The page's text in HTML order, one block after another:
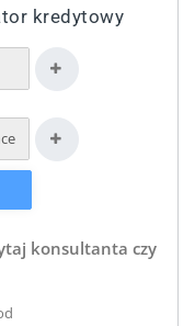
kredytowy
konsultanta czy